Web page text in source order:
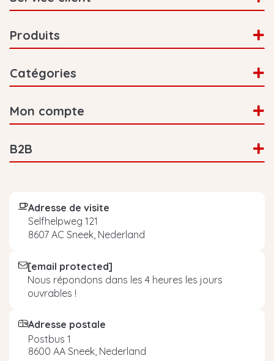
Produits
Catégories
Mon compte
B2B
Adresse de visite
Selfhelpweg 121
8607 AC Sneek, Nederland
[email protected]
Nous répondons dans les 4 heures les jours
ouvrables !
Adresse postale
Postbus 1
8600 AA Sneek, Nederland